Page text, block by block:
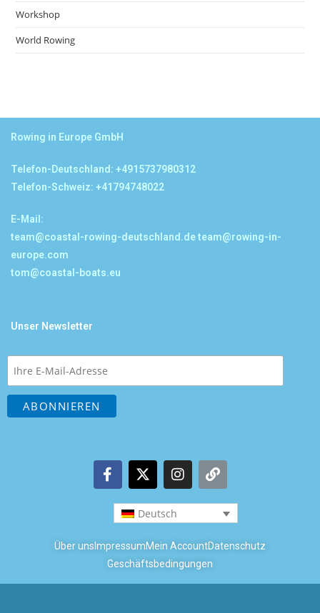
Workshop
World Rowing
Rowing in Europe GmbH
Telefon-Deutschland: +4915737980312
Telefon-Schweiz: +41794748022
E-Mail:
team@coastal-rowing-deutschland.deteam@rowing-in-
europe.com
tom@coastal-boats.eu
Unser Newsletter
Deutsch
Über uns ImpressumMein AccountDatenschutz
Geschäftsbedingungen